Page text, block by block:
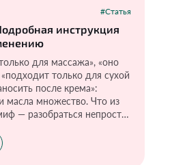
#Статья
инструкция
для массажа», «оно
только для сухой
после крема»:
масла множество. Что из
— разобраться непросто.
Но и вовсе
из ухода тоже не стоит,